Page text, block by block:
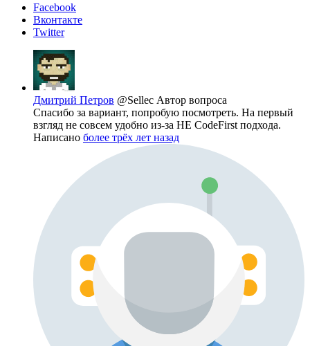
Facebook
Вконтакте
Twitter
Дмитрий Петров @Sellec Автор вопроса
Спасибо за вариант, попробую посмотреть. На первый
взгляд не совсем удобно из-за НЕ CodeFirst подхода.
Написано более трёх лет назад